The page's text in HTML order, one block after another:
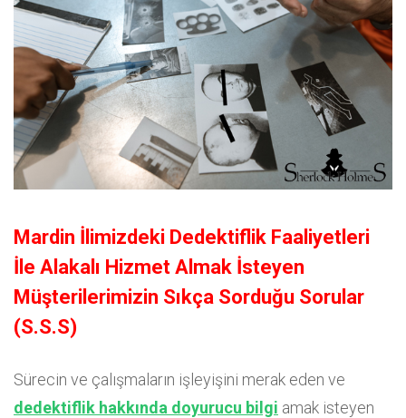
Mardin İlimizdeki Dedektiflik Faaliyetleri
İle Alakalı Hizmet Almak İsteyen
Müşterilerimizin Sıkça Sorduğu Sorular
(S.S.S)
Sürecin ve çalışmaların işleyişini merak eden ve
dedektiflik hakkında doyurucu bilgi amak isteyen